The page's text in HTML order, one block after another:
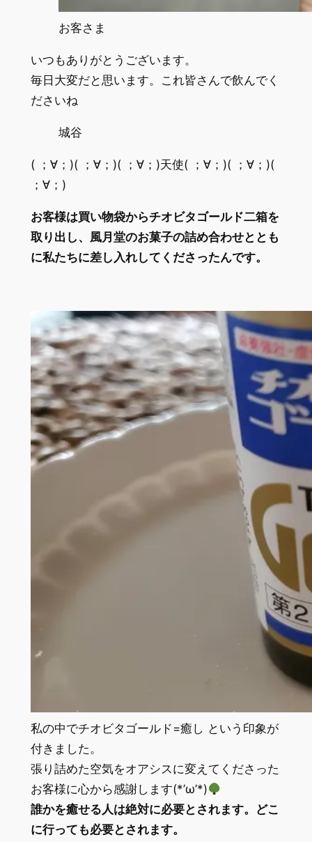
お客さま
いつもありがとうございます。
毎日大変だと思います。これ皆さんで飲んでく
ださいね
城谷
( ；∀；)( ；∀；)( ；∀；)天使( ；∀；)( ；∀；)(
；∀；)
お客様は買い物袋からチオビタゴールド二箱を
取り出し、風月堂のお菓子の詰め合わせととも
に私たちに差し入れしてくださったんです。
私の中でチオビタゴールド=癒し という印象が
付きました。
張り詰めた空気をオアシスに変えてくださった
お客様に心から感謝します(*’ω’*)
誰かを癒せる人は絶対に必要とされます。どこ
に行っても必要とされます。